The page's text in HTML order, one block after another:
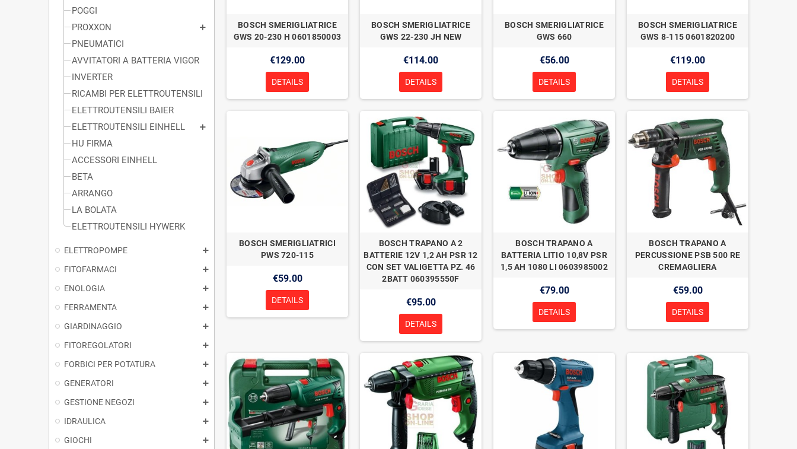
POGGI
PROXXON
PNEUMATICI
AVVITATORI A BATTERIA VIGOR
INVERTER
RICAMBI PER ELETTROUTENSILI
ELETTROUTENSILI BAIER
ELETTROUTENSILI EINHELL
HU FIRMA
ACCESSORI EINHELL
BETA
ARRANGO
LA BOLATA
ELETTROUTENSILI HYWERK
ELETTROPOMPE
FITOFARMACI
ENOLOGIA
FERRAMENTA
GIARDINAGGIO
FITOREGOLATORI
FORBICI PER POTATURA
GENERATORI
GESTIONE NEGOZI
IDRAULICA
GIOCHI
BOSCH SMERIGLIATRICE
GWS 20-230 H 0601850003
€129.00
DETAILS
BOSCH SMERIGLIATRICE
GWS 22-230 JH NEW
€114.00
DETAILS
BOSCH SMERIGLIATRICE
GWS 660
€56.00
DETAILS
BOSCH SMERIGLIATRICE
GWS 8-115 0601820200
€119.00
DETAILS
BOSCH SMERIGLIATRICI
PWS 720-115
€59.00
DETAILS
BOSCH TRAPANO A 2
BATTERIE 12V 1,2 AH PSR 12
CON SET VALIGETTA PZ. 46
2BATT 060395550F
€95.00
DETAILS
BOSCH TRAPANO A
BATTERIA LITIO 10,8V PSR
1,5 AH 1080 LI 0603985002
€79.00
DETAILS
BOSCH TRAPANO A
PERCUSSIONE PSB 500 RE
CREMAGLIERA
€59.00
DETAILS